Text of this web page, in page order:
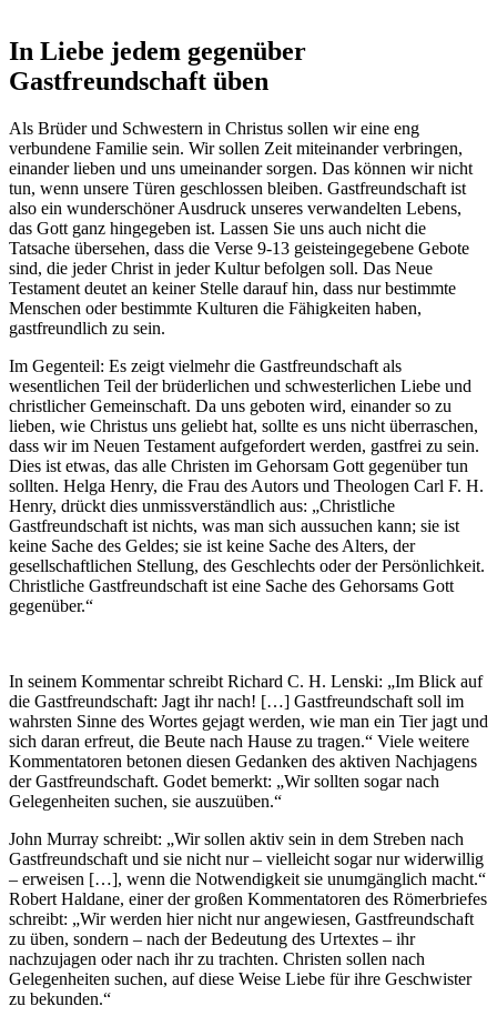
In Liebe jedem gegenüber
Gastfreundschaft üben
Als Brüder und Schwestern in Christus sollen wir eine eng
verbundene Familie sein. Wir sollen Zeit miteinander verbringen,
einander lieben und uns umeinander sorgen. Das können wir nicht
tun, wenn unsere Türen geschlossen bleiben. Gastfreundschaft ist
also ein wunderschöner Ausdruck unseres verwandelten Lebens,
das Gott ganz hingegeben ist. Lassen Sie uns auch nicht die
Tatsache übersehen, dass die Verse 9-13 geisteingegebene Gebote
sind, die jeder Christ in jeder Kultur befolgen soll. Das Neue
Testament deutet an keiner Stelle darauf hin, dass nur bestimmte
Menschen oder bestimmte Kulturen die Fähigkeiten haben,
gastfreundlich zu sein.
Im Gegenteil: Es zeigt vielmehr die Gastfreundschaft als
wesentlichen Teil der brüderlichen und schwesterlichen Liebe und
christlicher Gemeinschaft. Da uns geboten wird, einander so zu
lieben, wie Christus uns geliebt hat, sollte es uns nicht überraschen,
dass wir im Neuen Testament aufgefordert werden, gastfrei zu sein.
Dies ist etwas, das alle Christen im Gehorsam Gott gegenüber tun
sollten. Helga Henry, die Frau des Autors und Theologen Carl F. H.
Henry, drückt dies unmissverständlich aus: „Christliche
Gastfreundschaft ist nichts, was man sich aussuchen kann; sie ist
keine Sache des Geldes; sie ist keine Sache des Alters, der
gesellschaftlichen Stellung, des Geschlechts oder der Persönlichkeit.
Christliche Gastfreundschaft ist eine Sache des Gehorsams Gott
gegenüber.“
In seinem Kommentar schreibt Richard C. H. Lenski: „Im Blick auf
die Gastfreundschaft: Jagt ihr nach! […] Gastfreundschaft soll im
wahrsten Sinne des Wortes gejagt werden, wie man ein Tier jagt und
sich daran erfreut, die Beute nach Hause zu tragen.“ Viele weitere
Kommentatoren betonen diesen Gedanken des aktiven Nachjagens
der Gastfreundschaft. Godet bemerkt: „Wir sollten sogar nach
Gelegenheiten suchen, sie auszuüben.“
John Murray schreibt: „Wir sollen aktiv sein in dem Streben nach
Gastfreundschaft und sie nicht nur – vielleicht sogar nur widerwillig
– erweisen […], wenn die Notwendigkeit sie unumgänglich macht.“
Robert Haldane, einer der großen Kommentatoren des Römerbriefes
schreibt: „Wir werden hier nicht nur angewiesen, Gastfreundschaft
zu üben, sondern – nach der Bedeutung des Urtextes – ihr
nachzujagen oder nach ihr zu trachten. Christen sollen nach
Gelegenheiten suchen, auf diese Weise Liebe für ihre Geschwister
zu bekunden.“